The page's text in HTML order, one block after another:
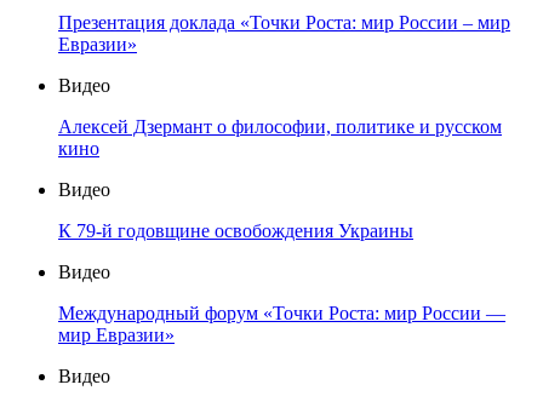
Презентация доклада «Точки Роста: мир России – мир
Евразии»
Видео
Алексей Дзермант о философии, политике и русском
кино
Видео
К 79-й годовщине освобождения Украины
Видео
Международный форум «Точки Роста: мир России —
мир Евразии»
Видео